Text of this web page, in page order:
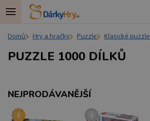
Domů Hry a hračky Puzzle Klasické puzzle
PUZZLE 1000 DÍLKŮ
NEJPRODÁVANĚJŠÍ